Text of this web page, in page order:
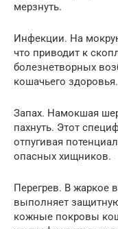
мерзнуть.
Инфекции. На
что приводит к
болезнетворных
кошачьего здоровья.
Запах. Намокшая
пахнуть. Этот
отпугивая
опасных хищников.
Перегрев. В жаркое
выполняет
кожные покровы